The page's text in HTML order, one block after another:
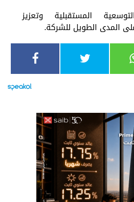
المستقبلية وتعزيز
المدى الطويل للشركة.